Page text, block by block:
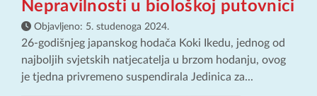
Nepravilnosti u biološkoj putovnici
Objavljeno: 5. studenoga 2024.
26-godišnjeg japanskog hodača Koki Ikedu, jednog od
najboljih svjetskih natjecatelja u brzom hodanju, ovog
je tjedna privremeno suspendirala Jedinica za...